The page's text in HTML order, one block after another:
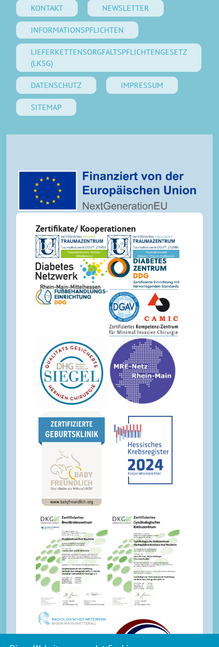
KONTAKT NEWSLETTER
INFORMATIONSPFLICHTEN
LIEFERKETTENSORGFALTSPFLICHTENGESETZ
(LKSG)
DATENSCHUTZ IMPRESSUM
SITEMAP
Zertifikate/ Kooperationen